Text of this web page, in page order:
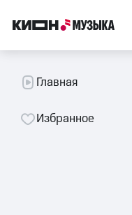
Главная
Избранное